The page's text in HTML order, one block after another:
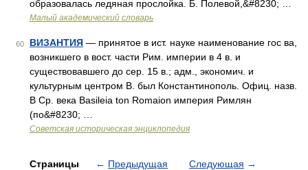
образовалась ледяная прослойка. Б. Полевой,&#8230; …
Малый академический словарь
60 ВИЗАНТИЯ — принятое в ист. науке наименование гос ва,
возникшего в вост. части Рим. империи в 4 в. и
существовавшего до сер. 15 в.; адм., экономич. и
культурным центром В. был Константинополь. Офиц. назв.
В Ср. века Basileia ton Romaion империя Римлян
(по&#8230; …
Советская историческая энциклопедия
Страницы ← Предыдущая Следующая →